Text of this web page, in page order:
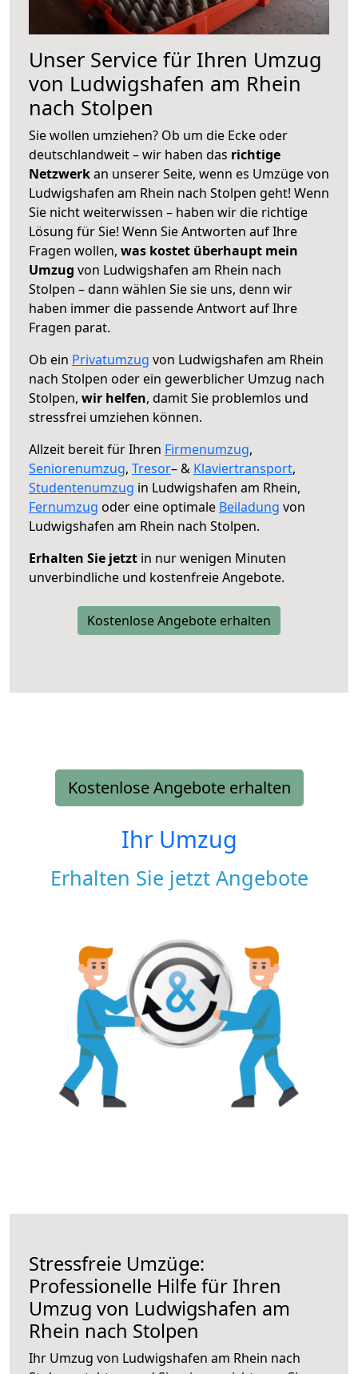
Unser Service für Ihren Umzug
von Ludwigshafen am Rhein
nach Stolpen
Sie wollen umziehen? Ob um die Ecke oder
deutschlandweit – wir haben das richtige
Netzwerkan unserer Seite, wenn es Umzüge von
Ludwigshafen am Rhein nach Stolpen geht! Wenn
Sie nicht weiterwissen – haben wir die richtige
Lösung für Sie! Wenn Sie Antworten auf Ihre
Fragen wollen, was kostet überhaupt mein
Umzug von Ludwigshafen am Rhein nach
Stolpen – dann wählen Sie sie uns, denn wir
haben immer die passende Antwort auf Ihre
Fragen parat.
Ob ein Privatumzug von Ludwigshafen am Rhein
nach Stolpen oder ein gewerblicher Umzug nach
Stolpen, wir helfen, damit Sie problemlos und
stressfrei umziehen können.
Allzeit bereit für Ihren Firmenumzug,
Seniorenumzug, Tresor– & Klaviertransport,
Studentenumzug in Ludwigshafen am Rhein,
Fernumzug oder eine optimale Beiladung von
Ludwigshafen am Rhein nach Stolpen.
Erhalten Sie jetzt in nur wenigen Minuten
unverbindliche und kostenfreie Angebote.
Kostenlose Angebote erhalten
Kostenlose Angebote erhalten
Ihr Umzug
Erhalten Sie jetzt Angebote
Stressfreie Umzüge:
Professionelle Hilfe für Ihren
Umzug von Ludwigshafen am
Rhein nach Stolpen
Ihr Umzug von Ludwigshafen am Rhein nach